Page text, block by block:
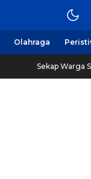
Olahraga
Sekap Warga